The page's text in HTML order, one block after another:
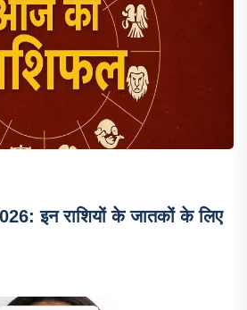
इन राशियों के जातकों के लिए